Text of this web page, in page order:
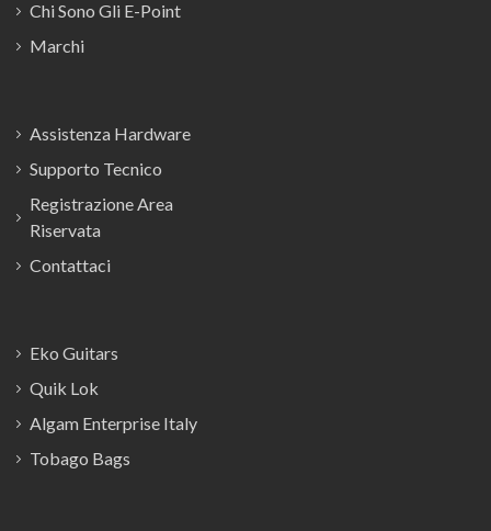
Chi Sono Gli E-Point
Marchi
Assistenza Hardware
Supporto Tecnico
Registrazione Area
Riservata
Contattaci
Eko Guitars
Quik Lok
Algam Enterprise Italy
Tobago Bags